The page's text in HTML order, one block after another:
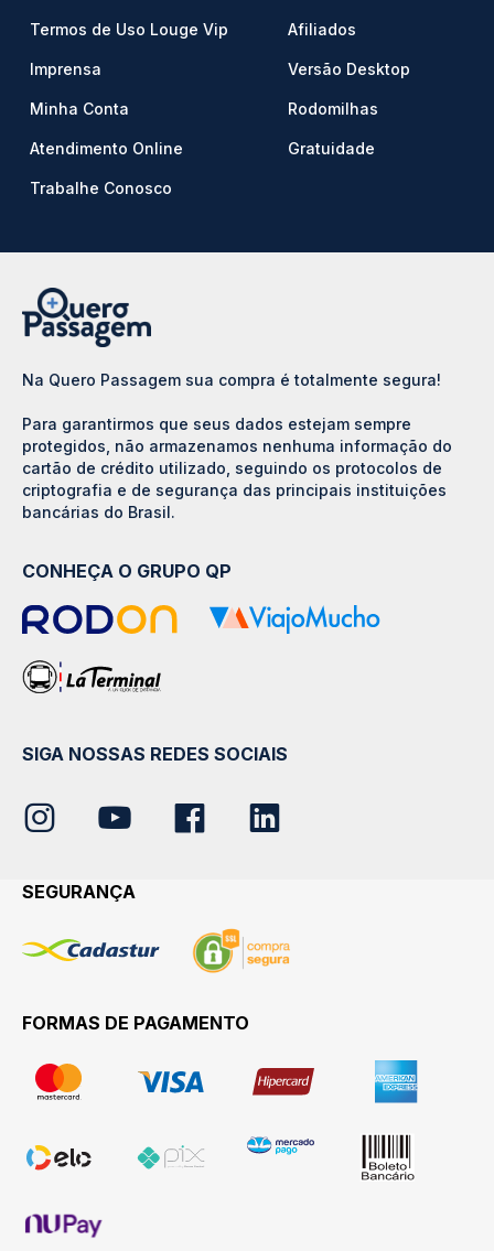
Termos de Uso Louge Vip
Imprensa
Minha Conta
Atendimento Online
Trabalhe Conosco
Afiliados
Versão Desktop
Rodomilhas
Gratuidade
Na Quero Passagem sua compra é totalmente segura!
Para garantirmos que seus dados estejam sempre
protegidos, não armazenamos nenhuma informação do
cartão de crédito utilizado, seguindo os protocolos de
criptografia e de segurança das principais instituições
bancárias do Brasil.
CONHEÇA O GRUPO QP
SIGA NOSSAS REDES SOCIAIS
SEGURANÇA
FORMAS DE PAGAMENTO